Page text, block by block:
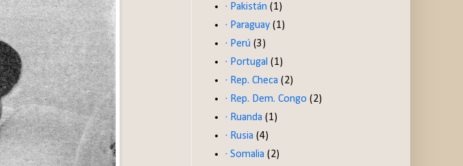
· Pakistán (1)
· Paraguay (1)
· Perú (3)
· Portugal (1)
· Rep. Checa (2)
· Rep. Dem. Congo (2)
· Ruanda (1)
· Rusia (4)
· Somalia (2)